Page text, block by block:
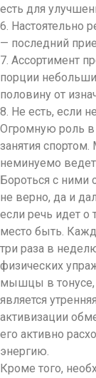
есть для
6. Настоятельно
— последний
7. Ассортимент
порции
половину от
8. Не есть, если
Огромную роль
занятия
неминуемо
Бороться с ними
не верно, да и
если речь идет о
место быть.
три раза в
физических
мышцы в тонусе,
является
активизации
его активно
энергию.
Кроме того,